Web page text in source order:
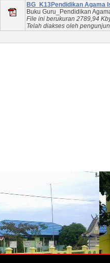
BG_K13Pendidikan Agama
Buku Guru_Pendidikan
File ini berukuran 2789,94
Telah diakses oleh